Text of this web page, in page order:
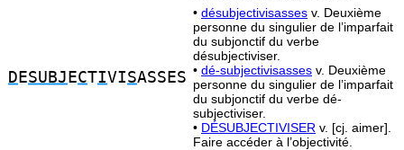
D ESUBJ ECTIVISASSES
• désubjectivisasses v. Deuxième
personne du singulier de l’imparfait
du subjonctif du verbe
désubjectiviser.
• dé-subjectivisasses v. Deuxième
personne du singulier de l’imparfait
du subjonctif du verbe dé-
subjectiviser.
• DÉSUBJECTIVISER v. [cj. aimer].
Faire accéder à l’objectivité.